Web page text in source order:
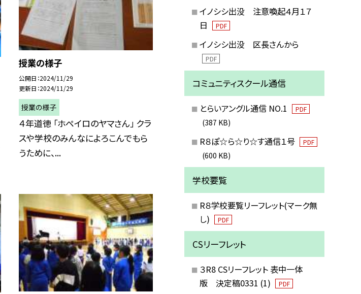
授業の様子
公開日 2024/11/29
更新日 2024/11/29
授業の様子
４年道徳 「ホペイロのヤマさん」 クラ
スや学校のみんなによろこんでもら
うために、...
イノシシ出没 注意喚起４月１７
日
PDF
イノシシ出没 区長さんから
PDF
コミュニティスクール通信
とらいアングル通信 NO.1 PDF
(387 KB)
R８ぽ☆ら☆り☆す通信１号 PDF
(600 KB)
学校要覧
R８学校要覧リーフレット(マーク無
し)
PDF
CSリーフレット
３R8 CSリーフレット 表中一体
版 決定稿0331 (1)
PDF